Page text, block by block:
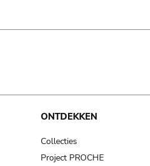
ONTDEKKEN
Collecties
Project PROCHE